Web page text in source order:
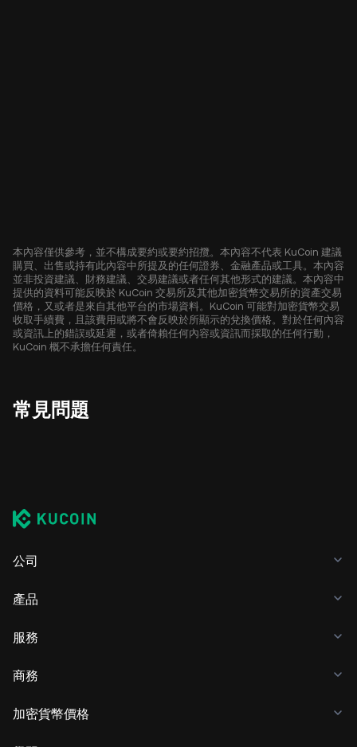
本內容僅供參考，並不構成要約或要約招攬。本內容不代表 KuCoin 建議
購買、出售或持有此內容中所提及的任何證券、金融產品或工具。本內容
並非投資建議、財務建議、交易建議或者任何其他形式的建議。本內容中
提供的資料可能反映於 KuCoin 交易所及其他加密貨幣交易所的資產交易
價格，又或者是來自其他平台的市場資料。KuCoin 可能對加密貨幣交易
收取手續費，且該費用或將不會反映於所顯示的兌換價格。對於任何內容
或資訊上的錯誤或延遲，或者倚賴任何內容或資訊而採取的任何行動，
KuCoin 概不承擔任何責任。
常見問題
公司
產品
服務
商務
加密貨幣價格